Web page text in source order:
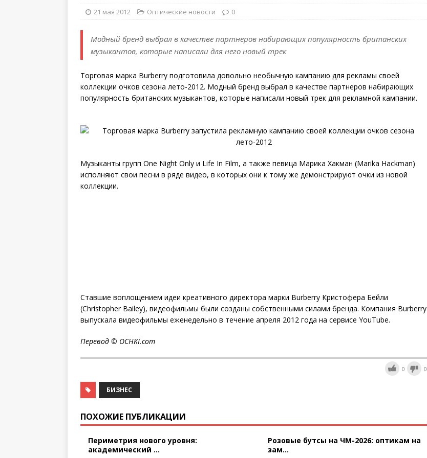
21 мая 2012 Оптические новости 0
Модный бренд выбрал в качестве партнеров набирающих популярность британских
музыкантов, которые написали для него новый трек
Торговая марка Burberry подготовила довольно необычную кампанию для рекламы своей
коллекции очков сезона лето-2012. Модный бренд выбрал в качестве партнеров набирающих
популярность британских музыкантов, которые написали новый трек для рекламной кампании.
Музыканты групп One Night Only и Life In Film, а также певица Марика Хакман (Marika Hackman)
исполняют свои песни в ряде видео, в которых они к тому же демонстрируют очки из новой
коллекции.
Ставшие воплощением идеи креативного директора марки Burberry Кристофера Бейли
(Christopher Bailey), видеофильмы были созданы собственными силами бренда. Компания Burberry
выпускала видеофильмы еженедельно в течение апреля 2012 года на сервисе YouTube.
Перевод © OCHKI.com
0 0
БИЗНЕС
ПОХОЖИЕ ПУБЛИКАЦИИ
Периметрия нового уровня:
академический ...
Розовые бутсы на ЧМ-2026: оптикам на
зам...